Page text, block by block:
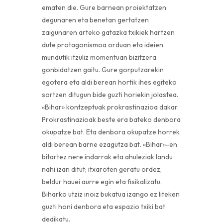
ematen die. Gure barnean proiektatzen
degunaren eta benetan gertatzen
zaigunaren arteko gatazka txikiek hartzen
dute protagonismoa orduan eta ideien
mundutik itzuliz momentuan bizitzera
gonbidatzen gaitu. Gure gorputzarekin
egotera eta aldi berean hortik ihes egiteko
sortzen ditugun bide guzti horiekin jolastea.
«Bihar» kontzeptuak prokrastinazioa dakar.
Prokrastinazioak beste era bateko denbora
okupatze bat. Eta denbora okupatze horrek
aldi berean barne ezagutza bat. «Bihar»-en
bitartez nere indarrak eta ahuleziak landu
nahi izan ditut; itxaroten geratu ordez,
beldur hauei aurre egin eta fisikalizatu.
Biharko utziz inoiz bukatua izango ez liteken
guzti honi denbora eta espazio txiki bat
dedikatu.